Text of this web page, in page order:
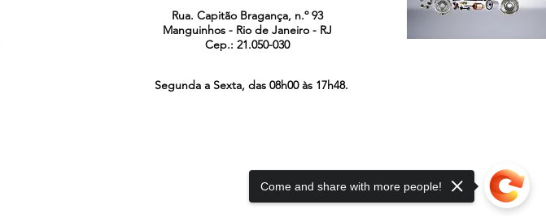
Rua. Capitão Bragança, n.º 93
Manguinhos - Rio de Janeiro - RJ
Cep.: 21.050-030
Segunda a Sexta, das 08h00 às 17h48.
Come and share with more people!